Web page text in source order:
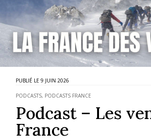
9 JUIN 2026
PODCASTS, PODCASTS FRANCE
Podcast – Les
France